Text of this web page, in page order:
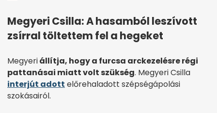
Megyeri Csilla: A hasamból leszívott
zsírral töltettem fel a hegeket
Megyeriállítja, hogy a furcsa arckezelésre régi
pattanásai miatt volt szükség. Megyeri Csilla
interjút adott előrehaladott szépségápolási
szokásairól.